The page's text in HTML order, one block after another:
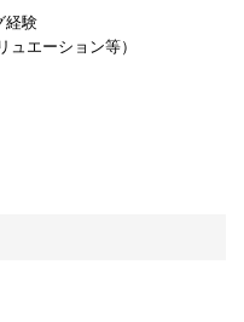
経験
エーション等）